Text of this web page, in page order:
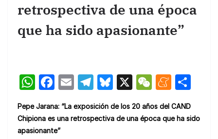
retrospectiva de una época
que ha sido apasionante”
W
at
s
F
c
e
E
ail
T
e
Bl
e
X
W
C
M
n m
Pepe Jarana: “La exposición de los 20 años del CAND
Chipiona es una retrospectiva de una época que ha sido
apasionante”